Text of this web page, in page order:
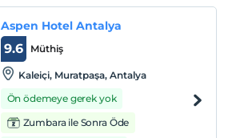
Aspen Hotel Antalya
Müthiş
9.6
Kaleiçi, Muratpaşa, Antalya
Ön ödemeye gerek yok
Zumbara ile Sonra Öde